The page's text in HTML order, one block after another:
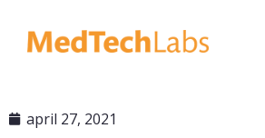
april 27, 2021